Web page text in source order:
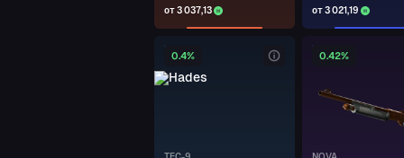
от 3 037,13 от 3 021,19
0.4% 0.42%